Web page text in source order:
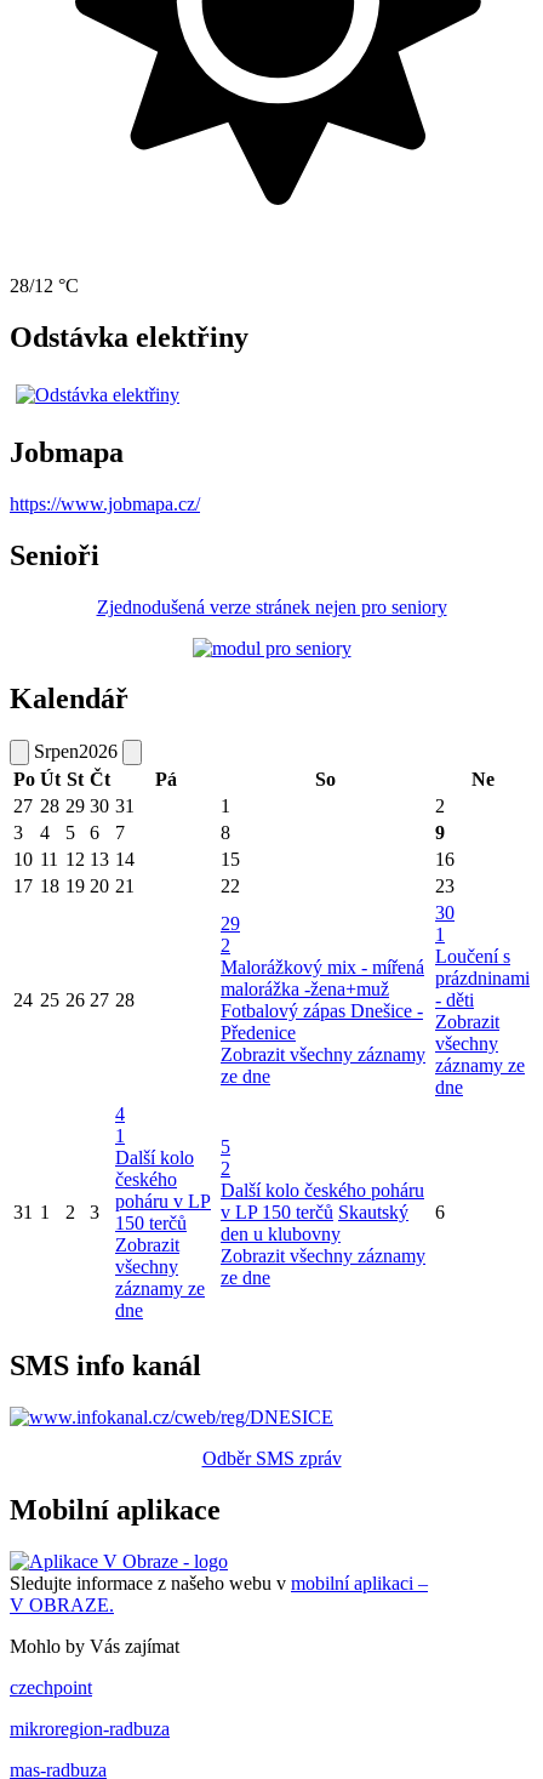
28/12 °C
Odstávka elektřiny
Jobmapa
https://www.jobmapa.cz/
Senioři
Zjednodušená verze stránek nejen pro seniory
Kalendář
Srpen2026
Po Út St Čt Pá So
Ne
27 28 29 30 31 1
2
3
4 5 6 7 8
9
10 11 12 13 14 15
16
17 18 19 20 21 22 23
24 25 26 27 28
29
2
Malorážkový mix - mířená
malorážka -žena+muž
Fotbalový zápas Dnešice -
Předenice
Zobrazit všechny záznamy
ze dne
30
1
Loučení s
prázdninami
- děti
Zobrazit
všechny
záznamy ze
dne
31 1 2 3
4
1
Další kolo
českého
poháru v LP
150 terčů
Zobrazit
všechny
záznamy ze
dne
5
2
Další kolo českého poháru
v LP 150 terčů Skautský
den u klubovny
Zobrazit všechny záznamy
ze dne
6
SMS info kanál
Odběr SMS zpráv
Mobilní aplikace
Sledujte informace z našeho webu v mobilní aplikaci –
V OBRAZE.
Mohlo by Vás zajímat
czechpoint
mikroregion-radbuza
mas-radbuza